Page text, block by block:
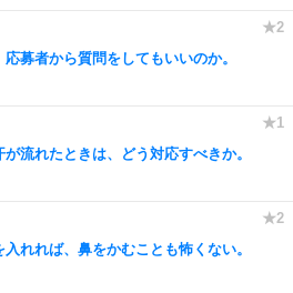
募者から質問をしてもいいのか。
流れたときは、どう対応すべきか。
れれば、鼻をかむことも怖くない。